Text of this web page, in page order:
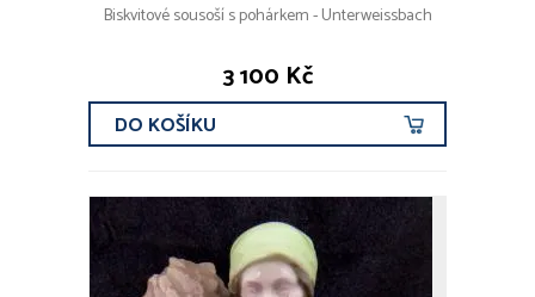
Biskvitové sousoší s pohárkem - Unterweissbach
3 100 Kč
DO KOŠÍKU